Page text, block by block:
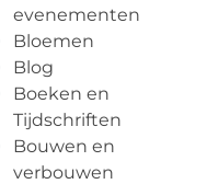
evenementen
Bloemen
Blog
Boeken en
Tijdschriften
Bouwen en
verbouwen